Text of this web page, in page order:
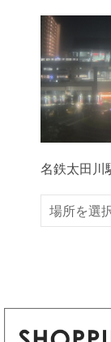
名鉄太田川